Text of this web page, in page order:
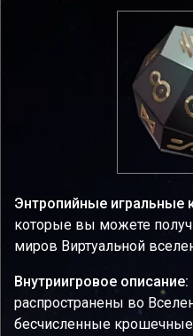
Энтропийные игральные
которые вы можете
миров Виртуальной
Внутриигровое описание:
распространены во
бесчисленные